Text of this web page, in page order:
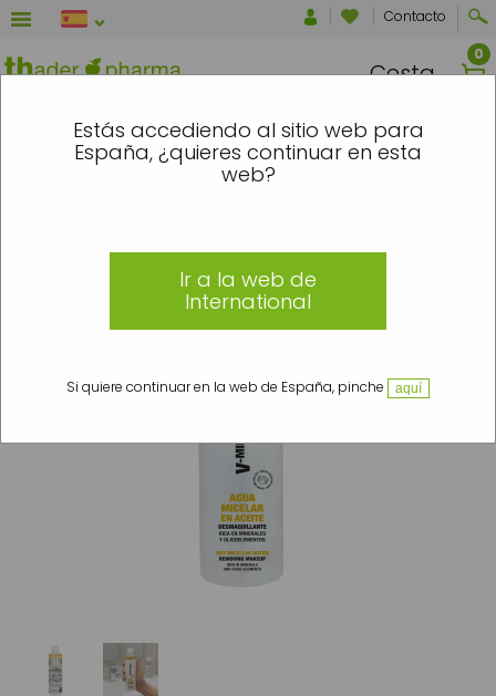
Estás accediendo al sitio web para
España, ¿quieres continuar en esta
web?
Ir a la web de
International
Si quiere continuar en la web de España, pinche aquí
Contacto
Cesta
ENTRE EL 7 Y EL 16 DE AGOSTO SE
Maquillaje Rostro » Limpiadores y Tónicos